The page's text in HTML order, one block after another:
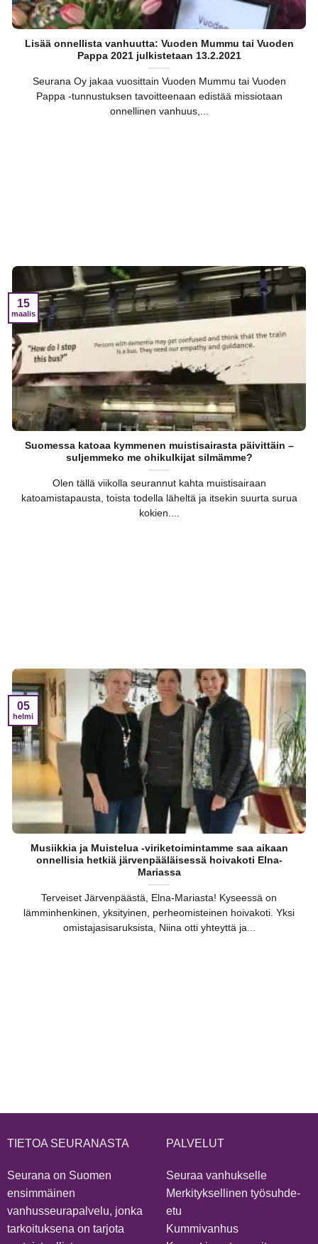
Lisää onnellista vanhuutta: Vuoden Mummu tai Vuoden
Pappa 2021 julkistetaan 13.2.2021
Seurana Oy jakaa vuosittain Vuoden Mummu tai Vuoden
Pappa -tunnustuksen tavoitteenaan edistää missiotaan
onnellinen vanhuus,...
Suomessa katoaa kymmenen muistisairasta päivittäin –
suljemmeko me ohikulkijat silmämme?
Olen tällä viikolla seurannut kahta muistisairaan
katoamistapausta, toista todella läheltä ja itsekin suurta surua
kokien....
15
maalis
Musiikkia ja Muistelua -viriketoimintamme saa aikaan
onnellisia hetkiä järvenpääläisessä hoivakoti Elna-
Mariassa
Terveiset Järvenpäästä, Elna-Mariasta! Kyseessä on
lämminhenkinen, yksityinen, perheomisteinen hoivakoti. Yksi
omistajasisaruksista, Niina otti yhteyttä ja...
05
helmi
TIETOA SEURANASTA
Seurana on Suomen
ensimmäinen
vanhusseurapalvelu, jonka
tarkoituksena on tarjota
PALVELUT
Seuraa vanhukselle
Merkityksellinen työsuhde-
etu
Kummivanhus